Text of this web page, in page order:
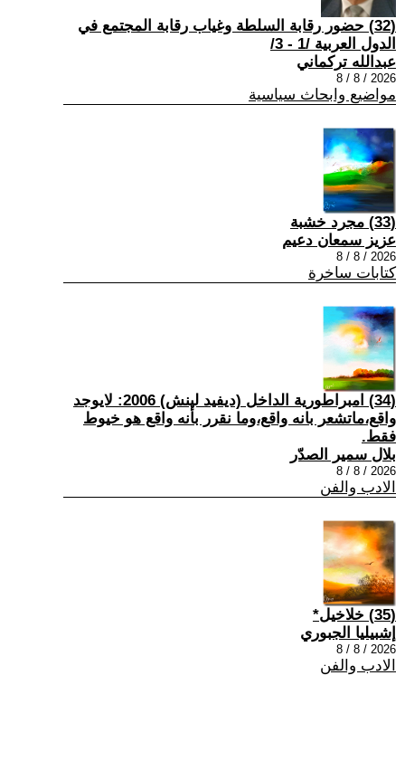
(32) حضور رقابة السلطة وغياب رقابة المجتمع في
الدول العربية /1 - 3/
عبدالله تركماني
2026 / 8 / 8
مواضيع وابحاث سياسية
(33) مجرد خشبة
عزيز سمعان دعيم
2026 / 8 / 8
كتابات ساخرة
(34) امبراطورية الداخل (ديفيد لينش) 2006: لايوجد
واقع،ماتشعر بانه واقع،وما نقرر بأنه واقع هو خيوط
فقط.
بلال سمير الصدّر
2026 / 8 / 8
الادب والفن
(35) خلاخيل*
إشبيليا الجبوري
2026 / 8 / 8
الادب والفن